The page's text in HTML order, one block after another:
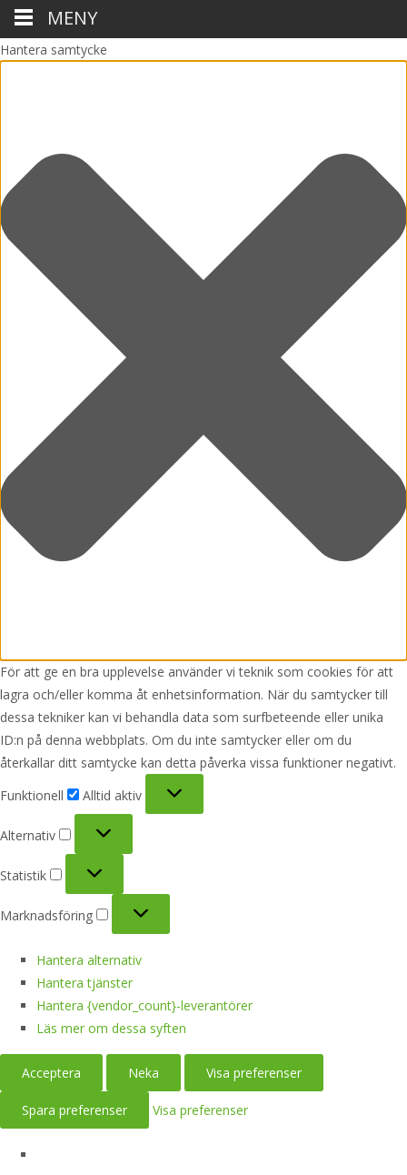
Hantera samtycke
För att ge en bra upplevelse använder vi teknik som cookies för att
lagra och/eller komma åt enhetsinformation. När du samtycker till
dessa tekniker kan vi behandla data som surfbeteende eller unika
ID:n på denna webbplats. Om du inte samtycker eller om du
återkallar ditt samtycke kan detta påverka vissa funktioner negativt.
Funktionell
Alltid aktiv
Alternativ
Statistik
Marknadsföring
Hantera alternativ
Hantera tjänster
Hantera {vendor_count}-leverantörer
Läs mer om dessa syften
Acceptera Neka Visa preferenser
Spara preferenser Visa preferenser
MENY